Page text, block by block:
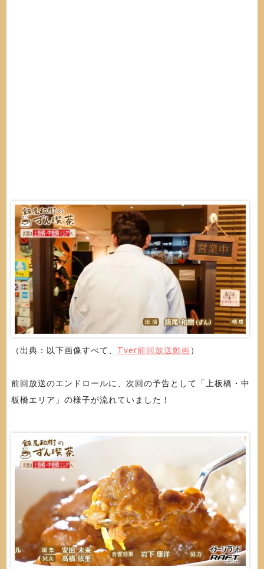
（出典：以下画像すべて、 Tver前回放送動画）
前回放送のエンドロールに、次回の予告として「上板橋・中
板橋エリア」の様子が流れていました！